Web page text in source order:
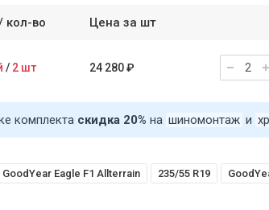
кол-во Цена за шт
/ 2 шт 24 280 ₽
комплекта скидка 20% на шиномонтаж и
GoodYear Eagle F1 Allterrain 235/55 R19